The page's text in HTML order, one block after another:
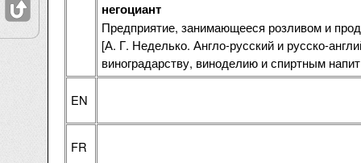
негоциант
Предприятие, занимающееся розливом и
[А. Г. Неделько. Англо-русский и русско-
виноградарству, виноделию и спиртным
EN
FR